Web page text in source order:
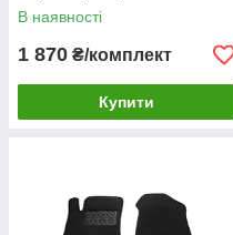
В наявності
1 870 ₴/комплект
Купити